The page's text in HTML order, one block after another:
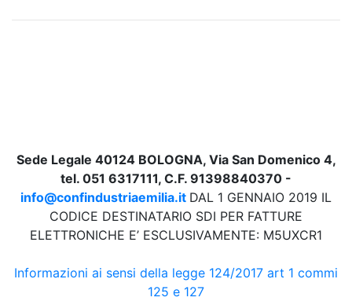
Sede Legale 40124 BOLOGNA, Via San Domenico 4,
tel. 051 6317111, C.F. 91398840370 -
info@confindustriaemilia.it DAL 1 GENNAIO 2019 IL
CODICE DESTINATARIO SDI PER FATTURE
ELETTRONICHE E’ ESCLUSIVAMENTE: M5UXCR1
Informazioni ai sensi della legge 124/2017 art 1 commi
125 e 127